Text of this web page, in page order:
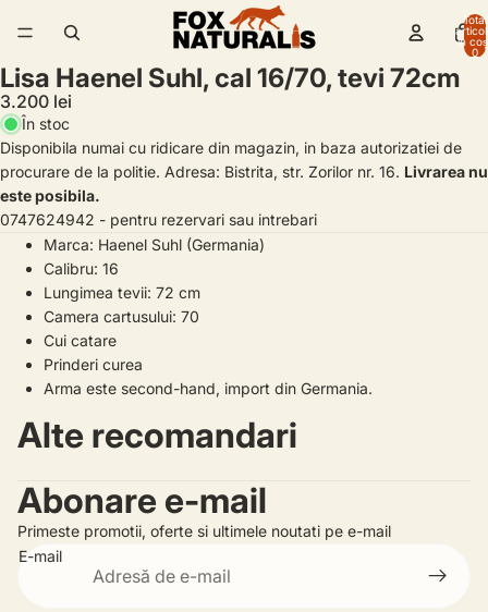
Total
în
0
Lisa Haenel Suhl, cal 16/70, tevi 72cm
3.200 lei
În stoc
Disponibila numai cu ridicare din magazin, in baza autorizatiei de
procurare de la politie. Adresa: Bistrita, str. Zorilor nr. 16. Livrarea nu
este posibila.
0747624942 - pentru rezervari sau intrebari
Marca: Haenel Suhl (Germania)
Calibru: 16
Lungimea tevii: 72 cm
Camera cartusului: 70
Cui catare
Prinderi curea
Arma este second-hand, import din Germania.
Alte recomandari
Abonare e-mail
Primeste promotii, oferte si ultimele noutati pe e-mail
E-mail